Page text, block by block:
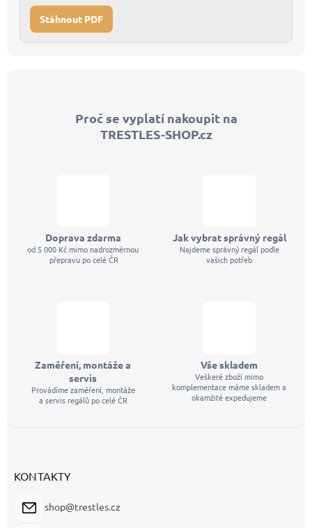
Stáhnout PDF
Proč se vyplatí nakoupit na
TRESTLES-SHOP.cz
Doprava zdarma
od 5 000 Kč mimo nadrozměrnou
přepravu po celé ČR
Jak vybrat správný regál
Najdeme správný regál podle
vašich potřeb
Zaměření, montáže a
servis
Provádíme zaměření, montáže
a servis regálů po celé ČR
Vše skladem
Veškeré zboží mimo
komplementace máme skladem a
okamžitě expedujeme
KONTAKTY
shop@trestles.cz